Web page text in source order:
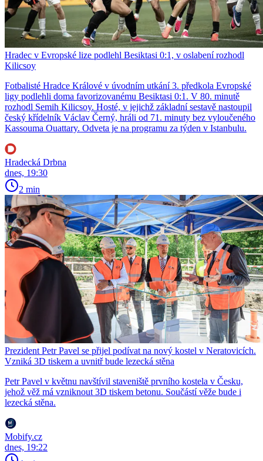
Hradec v Evropské lize podlehl Besiktasi 0:1, v oslabení rozhodl
Kilicsoy
Fotbalisté Hradce Králové v úvodním utkání 3. předkola Evropské
ligy podlehli doma favorizovanému Besiktasi 0:1. V 80. minutě
rozhodl Semih Kilicsoy. Hosté, v jejichž základní sestavě nastoupil
český křídelník Václav Černý, hráli od 71. minuty bez vyloučeného
Kassouma Ouattary. Odveta je na programu za týden v Istanbulu.
Hradecká Drbna
dnes, 19:30
2 min
Prezident Petr Pavel se přijel podívat na nový kostel v Neratovicích.
Vzniká 3D tiskem a uvnitř bude lezecká stěna
Petr Pavel v květnu navštívil staveniště prvního kostela v Česku,
jehož věž má vzniknout 3D tiskem betonu. Součástí věže bude i
lezecká stěna.
Mobify.cz
dnes, 19:22